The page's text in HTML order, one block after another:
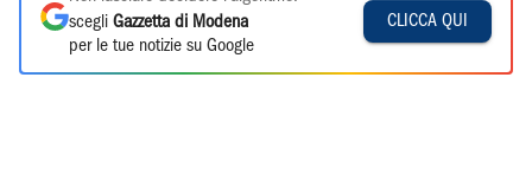
scegli Gazzetta di Modena
per le tue notizie su Google
CLICCA QUI